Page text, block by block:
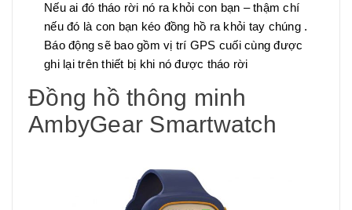
Nếu ai đó tháo rời nó ra khỏi con bạn – thậm chí
nếu đó là con bạn kéo đồng hồ ra khỏi tay chúng .
Báo động sẽ bao gồm vị trí GPS cuối cùng được
ghi lại trên thiết bị khi nó được tháo rời
Đồng hồ thông minh
AmbyGear Smartwatch